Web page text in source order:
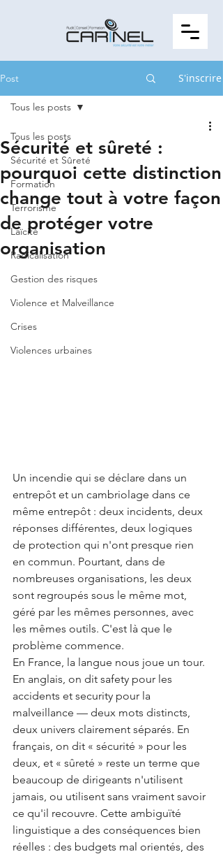
Post S'inscrire
Tous les posts
Sécurité et Sûreté
Formation
Terrorisme
Laïcité
Radicalisation
Gestion des risques
Violence et Malveillance
Crises
Violences urbaines
Tous les posts
Sécurité et sûreté :
pourquoi cette distinction
change tout à votre façon
de protéger votre
organisation
Un incendie qui se déclare dans un
entrepôt et un cambriolage dans ce
même entrepôt : deux incidents, deux
réponses différentes, deux logiques
de protection qui n'ont presque rien
en commun. Pourtant, dans de
nombreuses organisations, les deux
sont regroupés sous le même mot,
géré par les mêmes personnes, avec
les mêmes outils. C'est là que le
problème commence.
En France, la langue nous joue un tour.
En anglais, on dit safety pour les
accidents et security pour la
malveillance — deux mots distincts,
deux univers clairement séparés. En
français, on dit « sécurité » pour les
deux, et « sûreté » reste un terme que
beaucoup de dirigeants n'utilisent
jamais, ou utilisent sans vraiment savoir
ce qu'il recouvre. Cette ambiguïté
linguistique a des conséquences bien
réelles : des budgets mal orientés, des